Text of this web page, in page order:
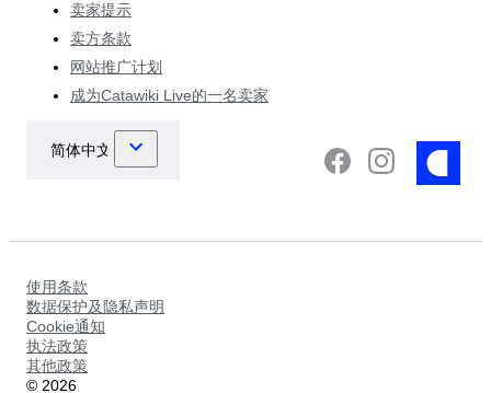
卖家提示
卖方条款
网站推广计划
成为Catawiki Live的一名卖家
使用条款
数据保护及隐私声明
Cookie通知
执法政策
其他政策
© 2026